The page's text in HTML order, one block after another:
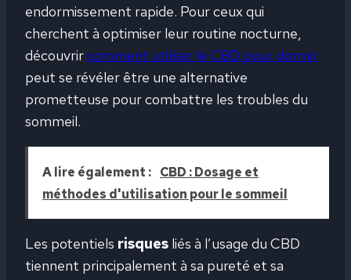
endormissement rapide. Pour ceux qui
cherchent à optimiser leur routine nocturne,
découvrircomment utiliser le CBD pour dormir
peut se révéler être une alternative
prometteuse pour combattre les troubles du
sommeil.
A lire également : CBD : Dosage et
méthodes d'utilisation pour le sommeil
Les potentiels risques liés à l’usage du CBD
tiennent principalement à sa pureté et sa